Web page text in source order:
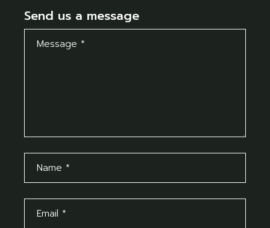
Send us a message